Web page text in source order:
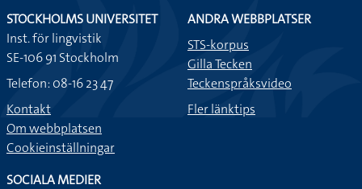
STOCKHOLMS UNIVERSITET
Inst. för lingvistik
SE-106 91 Stockholm
Telefon: 08-16 23 47
Kontakt
Om webbplatsen
Cookieinställningar
ANDRA WEBBPLATSER
STS-korpus
Gilla Tecken
Teckenspråksvideo
Fler länktips
SOCIALA MEDIER